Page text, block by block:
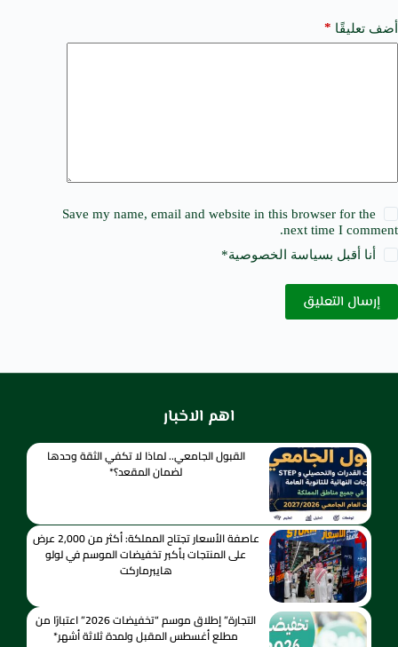
أضف تعليقًا *
Save my name, email and website in this browser for the
next time I comment.
أنا أقبل بسياسة الخصوصية*
إرسال التعليق
اهم الاخبار
القبول الجامعي.. لماذا لا تكفي الثقة وحدها
لضمان المقعد؟*
عاصفة الأسعار تجتاح المملكة: أكثر من 2,000 عرض
على المنتجات بأكبر تخفيضات الموسم في لولو
هايبرماركت
التجارة” إطلاق موسم “تخفيضات 2026” اعتبارًا من
مطلع أغسطس المقبل ولمدة ثلاثة أشهر*